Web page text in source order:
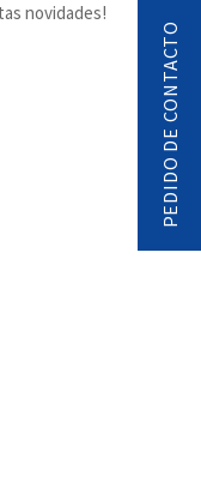
novidades!
PEDIDO DE CONTACTO